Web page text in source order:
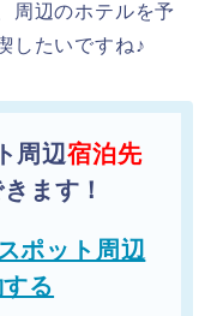
周辺のホテルを予
したいですね♪
周辺宿泊先
ます！
ポット周辺
る